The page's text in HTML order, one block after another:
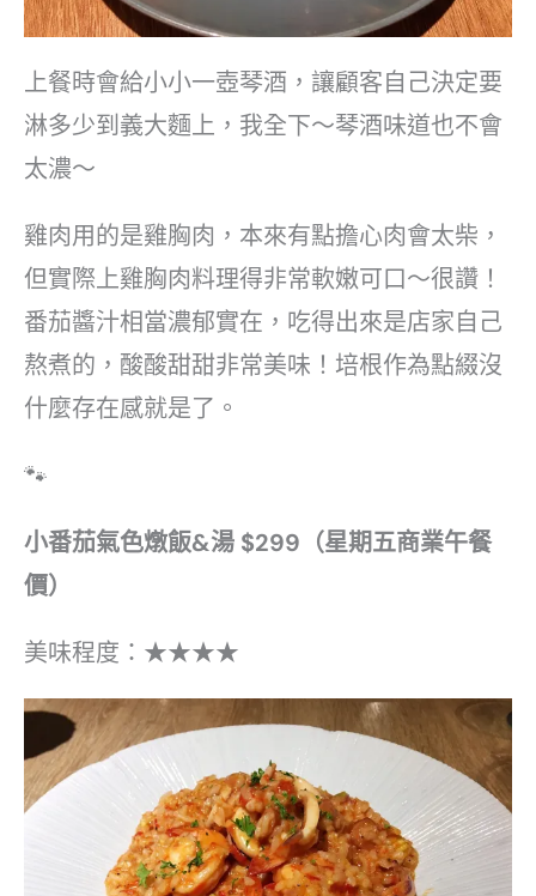
上餐時會給小小一壺琴酒，讓顧客自己決定要
淋多少到義大麵上，我全下～琴酒味道也不會
太濃～
雞肉用的是雞胸肉，本來有點擔心肉會太柴，
但實際上雞胸肉料理得非常軟嫩可口～很讚！
番茄醬汁相當濃郁實在，吃得出來是店家自己
熬煮的，酸酸甜甜非常美味！培根作為點綴沒
什麼存在感就是了。
🐾
小番茄氣色燉飯&湯 $299（星期五商業午餐
價）
美味程度：★★★★